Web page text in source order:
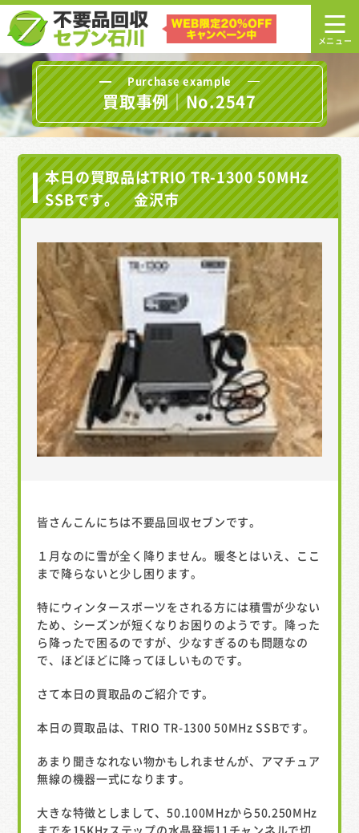
Purchase example
買取事例｜No.2547
本日の買取品はTRIO TR-1300 50MHz
SSBです。 金沢市
皆さんこんにちは不要品回収セブンです。
１月なのに雪が全く降りません。暖冬とはいえ、ここ
まで降らないと少し困ります。
特にウィンタースポーツをされる方には積雪が少ない
ため、シーズンが短くなりお困りのようです。降った
ら降ったで困るのですが、少なすぎるのも問題なの
で、ほどほどに降ってほしいものです。
さて本日の買取品のご紹介です。
本日の買取品は、TRIO TR-1300 50MHz SSBです。
あまり聞きなれない物かもしれませんが、アマチュア
無線の機器一式になります。
大きな特徴としまして、50.100MHzから50.250MHz
までを15KHzステップの水晶発振11チャンネルで切